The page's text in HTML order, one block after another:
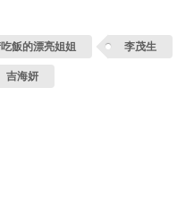
飯的漂亮姐姐 李茂生
吉海妍